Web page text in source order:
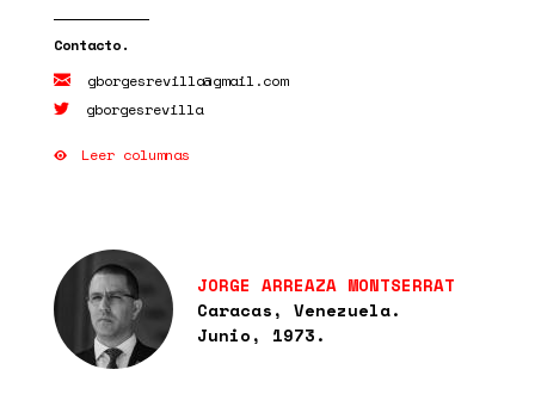
gborgesrevilla@gmail.com
gborgesrevilla
Leer columnas
JORGE ARREAZA MONTSERRAT
Caracas, Venezuela.
Junio, 1973.